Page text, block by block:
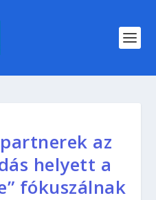
az
helyett a
fókuszálnak